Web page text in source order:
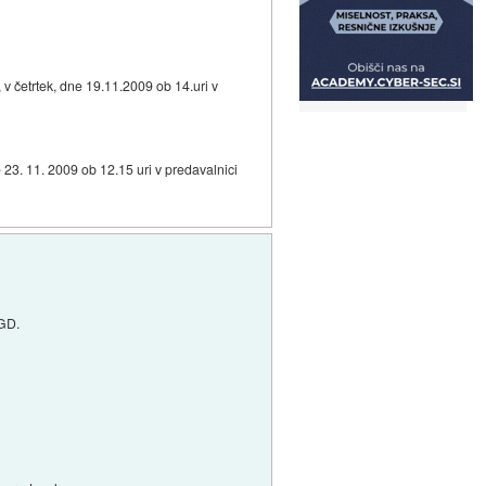
četrtek, dne 19.11.2009 ob 14.uri v
11. 2009 ob 12.15 uri v predavalnici